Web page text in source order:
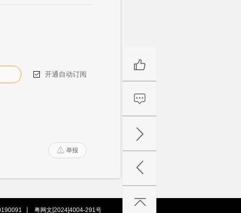
 开通自动订阅
 举报
粤网文[2024]4004-291号